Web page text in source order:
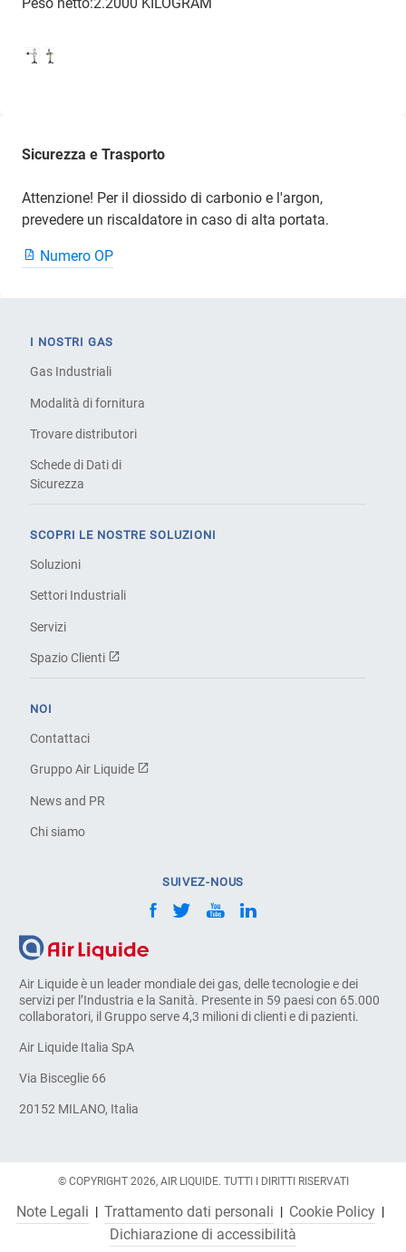
Sicurezza e Trasporto
Attenzione! Per il diossido di carbonio e l'argon,
prevedere un riscaldatore in caso di alta portata.
Numero OP
Air Liquide è un leader mondiale dei gas, delle tecnologie e dei
servizi per l’Industria e la Sanità. Presente in 59 paesi con 65.000
collaboratori, il Gruppo serve 4,3 milioni di clienti e di pazienti.
Air Liquide Italia SpA
Via Bisceglie 66
20152 MILANO, Italia
I NOSTRI GAS
Gas Industriali
Modalità di fornitura
Trovare distributori
Schede di Dati di
Sicurezza
SCOPRI LE NOSTRE SOLUZIONI
Soluzioni
Settori Industriali
Servizi
Spazio Clienti
NOI
Contattaci
Gruppo Air Liquide
News and PR
Chi siamo
SUIVEZ-NOUS
© COPYRIGHT 2026, AIR LIQUIDE. TUTTI I DIRITTI RISERVATI
Note Legali Trattamento dati personali
Cookie Policy
Dichiarazione di accessibilità